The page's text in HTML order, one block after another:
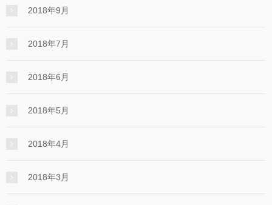
2018年9月
2018年7月
2018年6月
2018年5月
2018年4月
2018年3月